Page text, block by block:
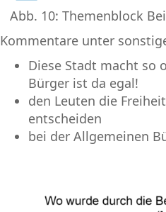
Abb. 10: Themenblock
Kommentare unter
Diese Stadt macht so
Bürger ist da egal!
den Leuten die
entscheiden
bei der Allgemeinen